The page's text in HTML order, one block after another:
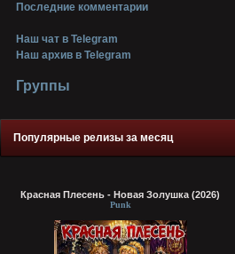
Последние комментарии
Наш чат в Telegram
Наш архив в Telegram
Группы
Популярные релизы за месяц
Красная Плесень - Новая Золушка (2026)
Punk